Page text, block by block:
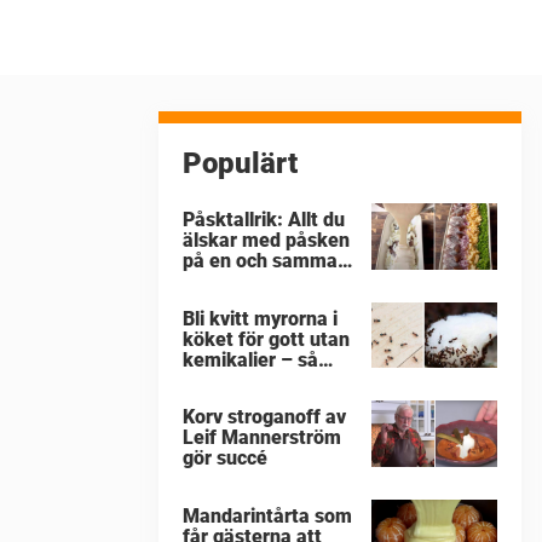
Populärt
Påsktallrik: Allt du
älskar med påsken
på en och samma
Bli kvitt myrorna i
köket för gott utan
kemikalier – så
Korv stroganoff av
Leif Mannerström
gör succé
Mandarintårta som
får gästerna att